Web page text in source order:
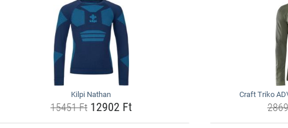
Kilpi Nathan
15451 Ft12902 Ft
Craft Triko